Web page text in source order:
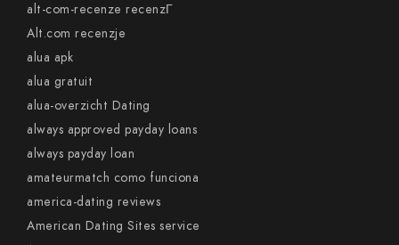
alt-com-recenze recenzГ­
Alt.com recenzje
alua apk
alua gratuit
alua-overzicht Dating
always approved payday loans
always payday loan
amateurmatch como funciona
america-dating reviews
American Dating Sites service